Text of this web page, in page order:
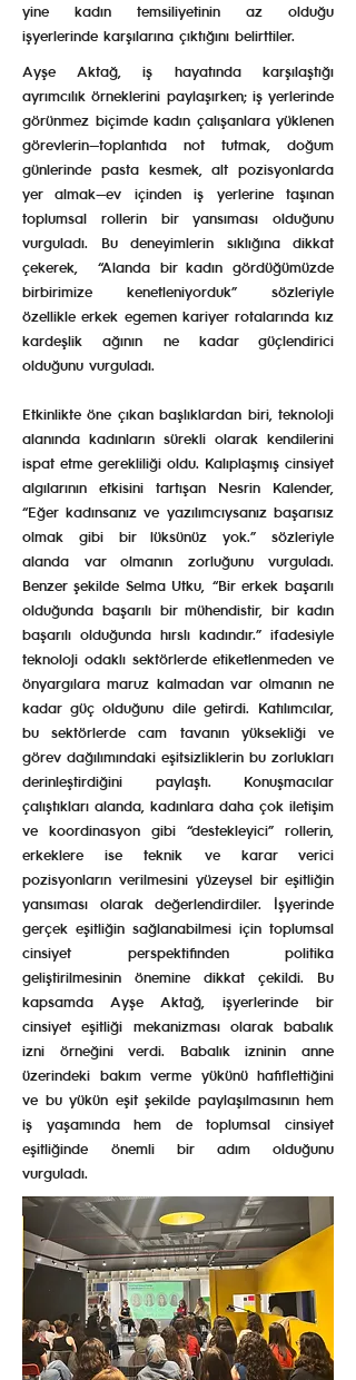
yine kadın temsiliyetinin az olduğu
işyerlerinde karşılarına çıktığını belirttiler.
Ayşe Aktağ, iş hayatında karşılaştığı
ayrımcılık örneklerini paylaşırken; iş yerlerinde
görünmez biçimde kadın çalışanlara yüklenen
görevlerin—toplantıda not tutmak, doğum
günlerinde pasta kesmek, alt pozisyonlarda
yer almak—ev içinden iş yerlerine taşınan
toplumsal rollerin bir yansıması olduğunu
vurguladı. Bu deneyimlerin sıklığına dikkat
çekerek, “Alanda bir kadın gördüğümüzde
birbirimize kenetleniyorduk” sözleriyle
özellikle erkek egemen kariyer rotalarında kız
kardeşlik ağının ne kadar güçlendirici
olduğunu vurguladı.
Etkinlikte öne çıkan başlıklardan biri, teknoloji
alanında kadınların sürekli olarak kendilerini
ispat etme gerekliliği oldu. Kalıplaşmış cinsiyet
algılarının etkisini tartışan Nesrin Kalender,
“Eğer kadınsanız ve yazılımcıysanız başarısız
olmak gibi bir lüksünüz yok.” sözleriyle
alanda var olmanın zorluğunu vurguladı.
Benzer şekilde Selma Utku, “Bir erkek başarılı
olduğunda başarılı bir mühendistir, bir kadın
başarılı olduğunda hırslı kadındır.” ifadesiyle
teknoloji odaklı sektörlerde etiketlenmeden ve
önyargılara maruz kalmadan var olmanın ne
kadar güç olduğunu dile getirdi. Katılımcılar,
bu sektörlerde cam tavanın yüksekliği ve
görev dağılımındaki eşitsizliklerin bu zorlukları
derinleştirdiğini paylaştı. Konuşmacılar
çalıştıkları alanda, kadınlara daha çok iletişim
ve koordinasyon gibi “destekleyici” rollerin,
erkeklere ise teknik ve karar verici
pozisyonların verilmesini yüzeysel bir eşitliğin
yansıması olarak değerlendirdiler. İşyerinde
gerçek eşitliğin sağlanabilmesi için toplumsal
cinsiyet perspektifinden politika
geliştirilmesinin önemine dikkat çekildi. Bu
kapsamda Ayşe Aktağ, işyerlerinde bir
cinsiyet eşitliği mekanizması olarak babalık
izni örneğini verdi. Babalık izninin anne
üzerindeki bakım verme yükünü hafiflettiğini
ve bu yükün eşit şekilde paylaşılmasının hem
iş yaşamında hem de toplumsal cinsiyet
eşitliğinde önemli bir adım olduğunu
vurguladı.